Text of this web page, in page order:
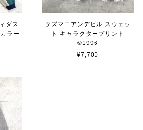
ダス
ラー
タズマニアンデビル スウェッ
ト キャラクタープリント
©︎1996
¥7,700